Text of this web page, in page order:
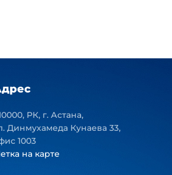
РК, г. Астана,
Динмухамеда Кунаева 33,
1003
на карте